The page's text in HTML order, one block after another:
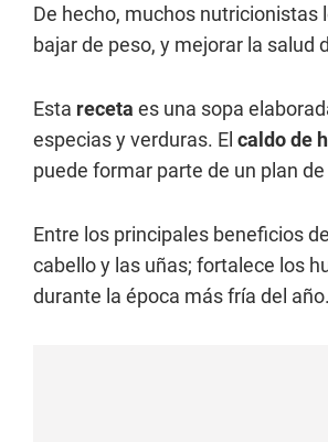
De hecho, muchos nutricionistas
bajar de peso, y mejorar la salud
Esta receta es una sopa
especias y verduras. El caldo de
puede formar parte de un plan
Entre los principales beneficios
cabello y las uñas; fortalece los
durante la época más fría del año.